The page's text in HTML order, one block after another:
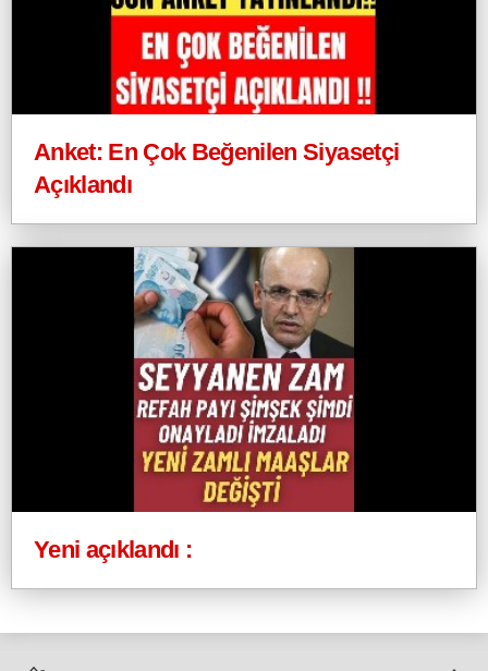
Anket: En Çok Beğenilen Siyasetçi
Açıklandı
Yeni açıklandı :